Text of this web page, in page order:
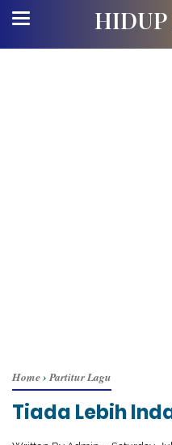
HIDUP
Home› Partitur Lagu
Tiada Lebih